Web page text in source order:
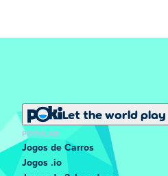
Let the world play
POPULAR
Jogos de Carros
Jogos .io